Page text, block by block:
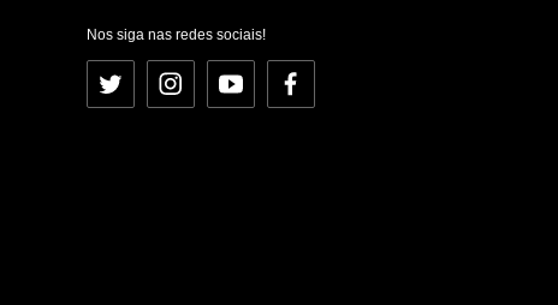
Nos siga nas redes sociais!
Twitter InstagramYouTubeFacebook